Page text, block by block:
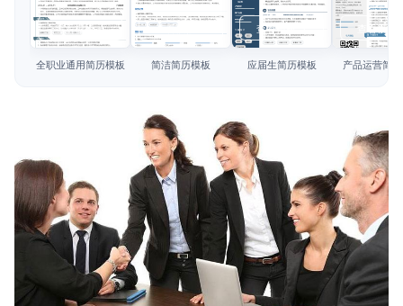
简历模板
简历教程
查看模板
全职业通用简历模板
查看模板
简洁简历模板
查看模板
应届生简历模板
查看模板
产品运营简